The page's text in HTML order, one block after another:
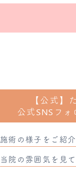
【公式】
公式SNSフォ
施術の様子をご紹
当院の雰囲気を見